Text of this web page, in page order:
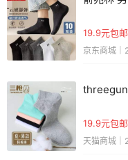
19.9元包邮
京东商城
threegun
19.9元包邮
天猫商城